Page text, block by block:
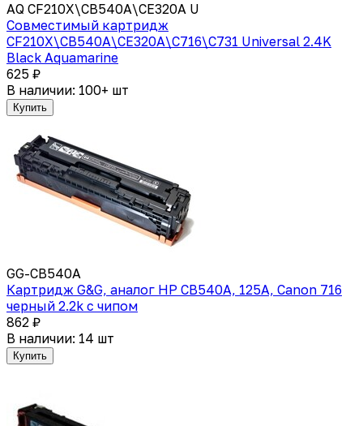
AQ CF210X\CB540A\CE320A U
Совместимый картридж
CF210X\CB540A\CE320A\C716\C731 Universal 2.4K
Black Aquamarine
625 ₽
В наличии: 100+ шт
Купить
GG-CB540A
Картридж G&G, аналог HP CB540A, 125A, Canon 716
черный 2.2k с чипом
862 ₽
В наличии: 14 шт
Купить